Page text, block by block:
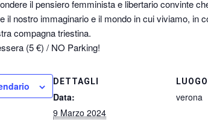
il pensiero femminista e libertario convinte
il nostro immaginario e il mondo in cui viviamo, in
compagna triestina.
(5 €) / NO Parking!
DETTAGLI
Data:
9 Marzo 2024
LUOGO
verona